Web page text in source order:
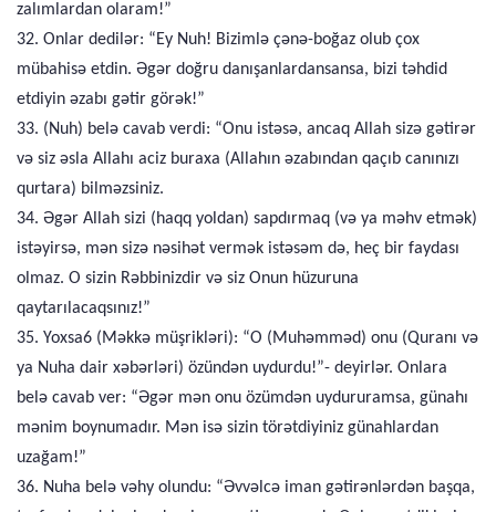
zalımlardan olaram!”
32. Onlar dedilər: “Ey Nuh! Bizimlə çənə-boğaz olub çox
mübahisə etdin. Əgər doğru danışanlardansansa, bizi təhdid
etdiyin əzabı gətir görək!”
33. (Nuh) belə cavab verdi: “Onu istəsə, ancaq Allah sizə gətirər
və siz əsla Allahı aciz buraxa (Allahın əzabından qaçıb canınızı
qurtara) bilməzsiniz.
34. Əgər Allah sizi (haqq yoldan) sapdırmaq (və ya məhv etmək)
istəyirsə, mən sizə nəsihət vermək istəsəm də, heç bir faydası
olmaz. O sizin Rəbbinizdir və siz Onun hüzuruna
qaytarılacaqsınız!”
35. Yoxsa6 (Məkkə müşrikləri): “O (Muhəmməd) onu (Quranı və
ya Nuha dair xəbərləri) özündən uydurdu!”- deyirlər. Onlara
belə cavab ver: “Əgər mən onu özümdən uydururamsa, günahı
mənim boynumadır. Mən isə sizin törətdiyiniz günahlardan
uzağam!”
36. Nuha belə vəhy olundu: “Əvvəlcə iman gətirənlərdən başqa,